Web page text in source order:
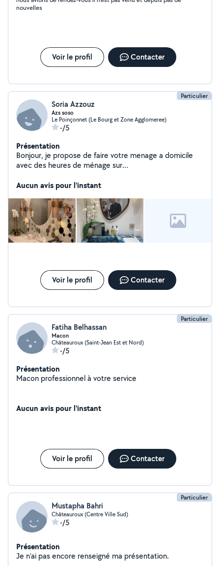
nouvelles
Voir le profil Contacter
Particulier
Soria Azzouz
Azs soso
Le Poinçonnet (Le Bourg et Zone Agglomeree)
-/5
Présentation
Bonjour, je propose de faire votre menage a domicile
avec des heures de ménage sur
industriel Locaux bureaux ect.En fait, je suis disponible
les chèques emploi service .Je suis sérieuse dans mon
travail organisée dynamique et rigoureuse , discrète et
souriante.merci
Aucun avis pour l'instant
Voir le profil Contacter
Particulier
Fatiha Belhassan
Macon
Châteauroux (Saint-Jean Est et Nord)
-/5
Présentation
Macon professionnel à votre service
Aucun avis pour l'instant
Voir le profil Contacter
Particulier
Mustapha Bahri
Châteauroux (Centre Ville Sud)
-/5
Présentation
Je n'ai pas encore renseigné ma présentation.